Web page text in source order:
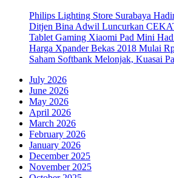
Philips Lighting Store Surabaya
Ditjen Bina Adwil Luncurkan
Tablet Gaming Xiaomi Pad Mini
Harga Xpander Bekas 2018 Mulai
Saham Softbank Melonjak, Kuasai
July 2026
June 2026
May 2026
April 2026
March 2026
February 2026
January 2026
December 2025
November 2025